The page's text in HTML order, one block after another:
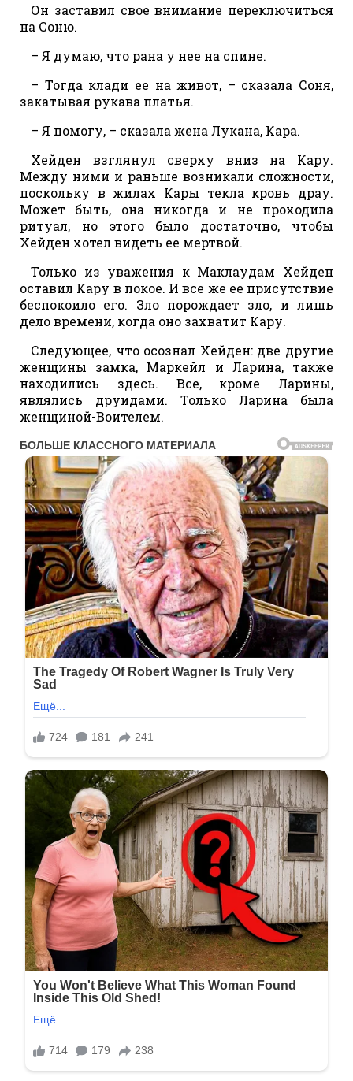
Он заставил свое внимание переключиться
на Соню.
– Я думаю, что рана у нее на спине.
– Тогда клади ее на живот, – сказала Соня,
закатывая рукава платья.
– Я помогу, – сказала жена Лукана, Кара.
Хейден взглянул сверху вниз на Кару.
Между ними и раньше возникали сложности,
поскольку в жилах Кары текла кровь драу.
Может быть, она никогда и не проходила
ритуал, но этого было достаточно, чтобы
Хейден хотел видеть ее мертвой.
Только из уважения к Маклаудам Хейден
оставил Кару в покое. И все же ее присутствие
беспокоило его. Зло порождает зло, и лишь
дело времени, когда оно захватит Кару.
Следующее, что осознал Хейден: две другие
женщины замка, Маркейл и Ларина, также
находились здесь. Все, кроме Ларины,
являлись друидами. Только Ларина была
женщиной-Воителем.